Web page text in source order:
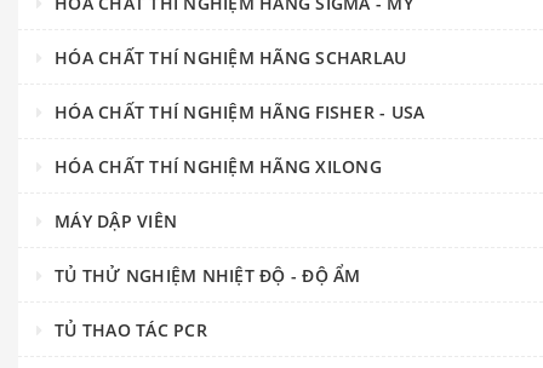
HÓA CHẤT THÍ NGHIỆM HÃNG SCHARLAU
HÓA CHẤT THÍ NGHIỆM HÃNG FISHER - USA
HÓA CHẤT THÍ NGHIỆM HÃNG XILONG
MÁY DẬP VIÊN
TỦ THỬ NGHIỆM NHIỆT ĐỘ - ĐỘ ẨM
TỦ THAO TÁC PCR